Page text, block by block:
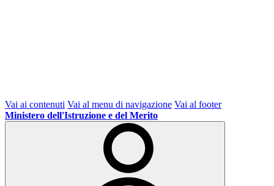
Vai ai contenuti Vai al menu di navigazione Vai al footer
Ministero dell'Istruzione e del Merito